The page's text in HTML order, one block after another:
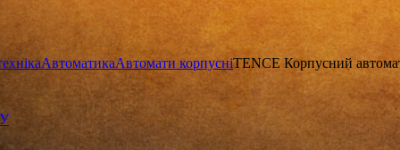
АвтоматикаАвтомати корпусніTENCE Корпусний